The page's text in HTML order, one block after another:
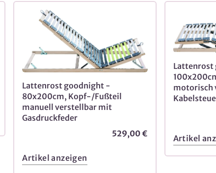
Lattenrost goodnight -
80x200cm, Kopf-/Fußteil
manuell verstellbar mit
Gasdruckfeder
529,00 €
Artikel anzeigen
Lattenrost
motorisch
Artikel